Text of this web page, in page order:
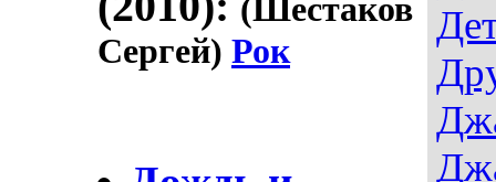
(Шестаков
Сергей) Рок